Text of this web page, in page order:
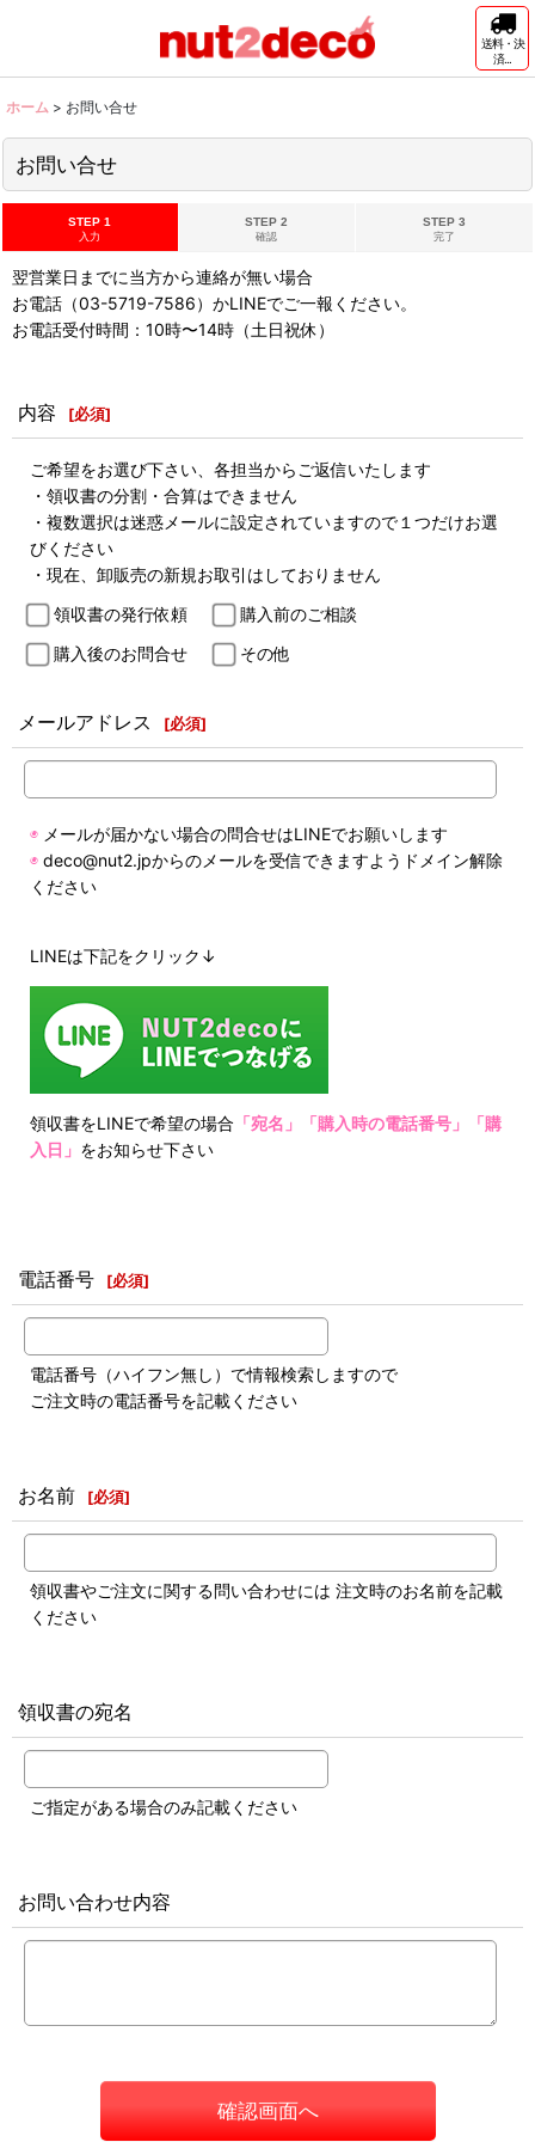
送料・決
済...
ホーム > お問い合せ
お問い合せ
STEP 1
入力
STEP 2
確認
STEP 3
完了
翌営業日までに当方から連絡が無い場合
お電話（03-5719-7586）かLINEでご一報ください。
お電話受付時間：10時〜14時（土日祝休）
内容 [必須]
ご希望をお選び下さい、各担当からご返信いたします
・領収書の分割・合算はできません
・複数選択は迷惑メールに設定されていますので１つだけお選
びください
・現在、卸販売の新規お取引はしておりません
領収書の発行依頼
購入前のご相談
購入後のお問合せ
その他
メールアドレス [必須]
◉ メールが届かない場合の問合せはLINEでお願いします
◉ deco@nut2.jpからのメールを受信できますようドメイン解除
ください
LINEは下記をクリック↓
領収書をLINEで希望の場合 「宛名」「購入時の電話番号」「購
入日」 をお知らせ下さい
電話番号 [必須]
電話番号（ハイフン無し）で情報検索しますので
ご注文時の電話番号を記載ください
お名前 [必須]
領収書やご注文に関する問い合わせには 注文時のお名前を記載
ください
領収書の宛名
ご指定がある場合のみ記載ください
お問い合わせ内容
確認画面へ